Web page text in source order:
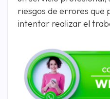
riesgos de errores que
intentar realizar el